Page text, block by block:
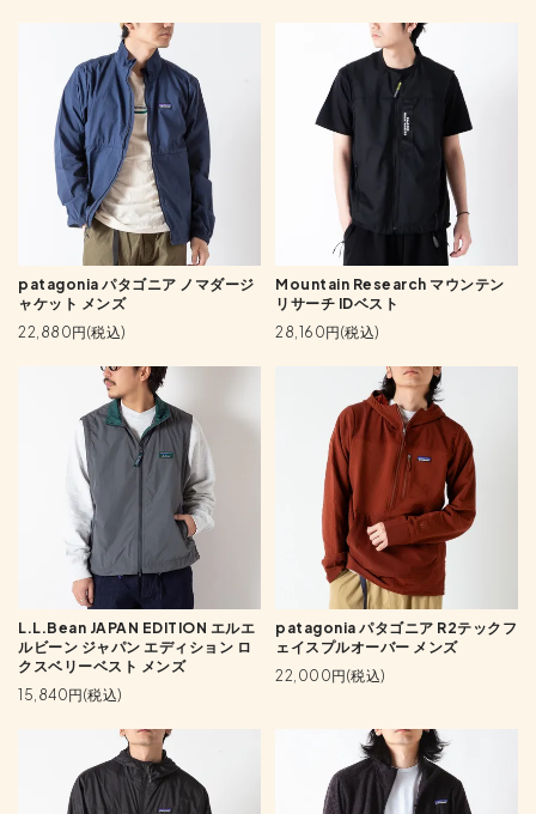
patagonia パタゴニア ノマダージ
ャケット メンズ
22,880円(税込)
Mountain Research マウンテン
リサーチ IDベスト
28,160円(税込)
L.L.Bean JAPAN EDITION エルエ
ルビーン ジャパン エディション ロ
クスベリーベスト メンズ
15,840円(税込)
patagonia パタゴニア R2テックフ
ェイスプルオーバー メンズ
22,000円(税込)